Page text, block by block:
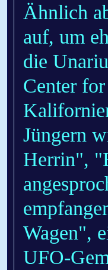
Ähnlich
auf, um
die
Center
Jüngern
Herrin",
Wagen",
UFO-